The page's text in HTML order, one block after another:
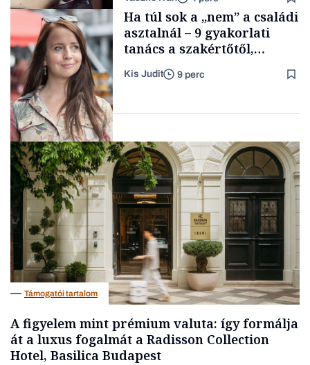
Content Lab HUB
Forbes-sztori
gondolataimat akartam
kimondani
Gasztró
Ha túl sok a „nem” a családi
asztalnál – 9 gyakorlati
tanács a szakértőtől,
hogyan legyünk jól etető
szülők
Kis Judit 9 perc
Támogatói tartalom
A figyelem mint prémium valuta: így formálja
át a luxus fogalmát a Radisson Collection
Hotel, Basilica Budapest